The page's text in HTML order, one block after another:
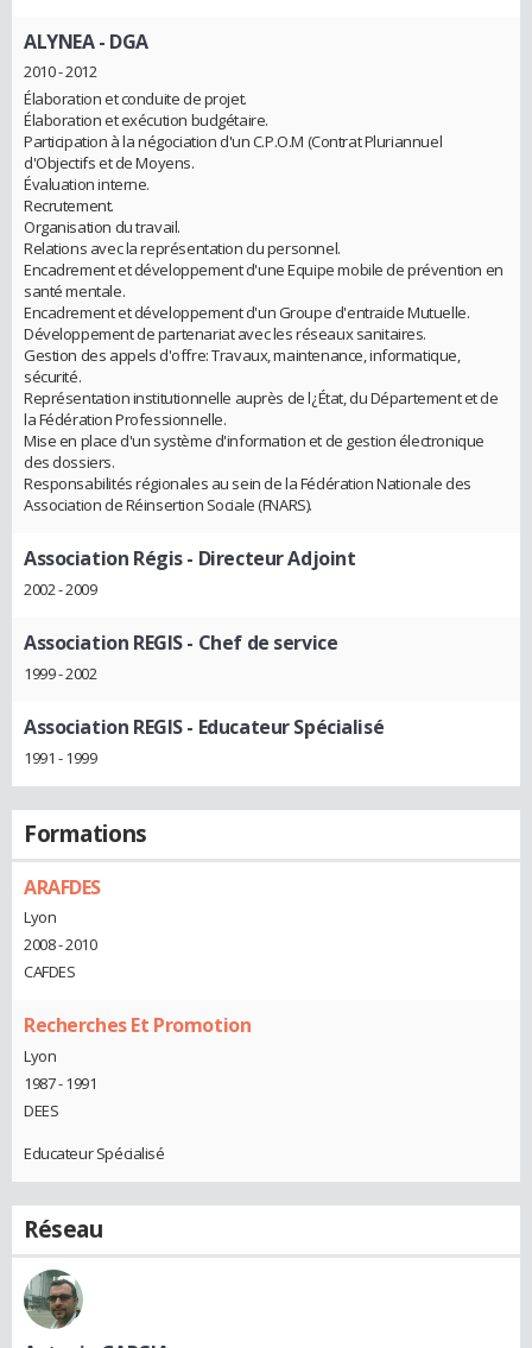
ALYNEA- DGA
2010 - 2012
Élaboration et conduite de projet.
Élaboration et exécution budgétaire.
Participation à la négociation d'un C.P.O.M (Contrat Pluriannuel
d'Objectifs et de Moyens.
Évaluation interne.
Recrutement.
Organisation du travail.
Relations avec la représentation du personnel.
Encadrement et développement d'une Equipe mobile de prévention en
santé mentale.
Encadrement et développement d'un Groupe d'entraide Mutuelle.
Développement de partenariat avec les réseaux sanitaires.
Gestion des appels d'offre: Travaux, maintenance, informatique,
sécurité.
Représentation institutionnelle auprès de l¿État, du Département et de
la Fédération Professionnelle.
Mise en place d'un système d'information et de gestion électronique
des dossiers.
Responsabilités régionales au sein de la Fédération Nationale des
Association de Réinsertion Sociale (FNARS).
Association Régis- Directeur Adjoint
2002 - 2009
Association REGIS- Chef de service
1999 - 2002
Association REGIS- Educateur Spécialisé
1991 - 1999
Formations
ARAFDES
Lyon
2008 - 2010
CAFDES
Recherches Et Promotion
Lyon
1987 - 1991
DEES
Educateur Spécialisé
Réseau